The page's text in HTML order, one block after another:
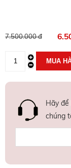
7.500.000 đ
Hãy
chúng